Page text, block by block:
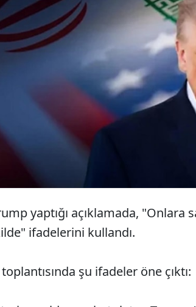
Beyaz Saray'da soruları yanıtlayan
ABD'nin bugün İran'ı sert bir şekilde
Başkanı Trump, orduya verdiği gizli
fazla geminin Hürmüz Boğaz'ından
bittiğini" ifade etti
yaptığı açıklamada, "Onlara
ifadelerini kullandı.
şu ifadeler öne çıktı: